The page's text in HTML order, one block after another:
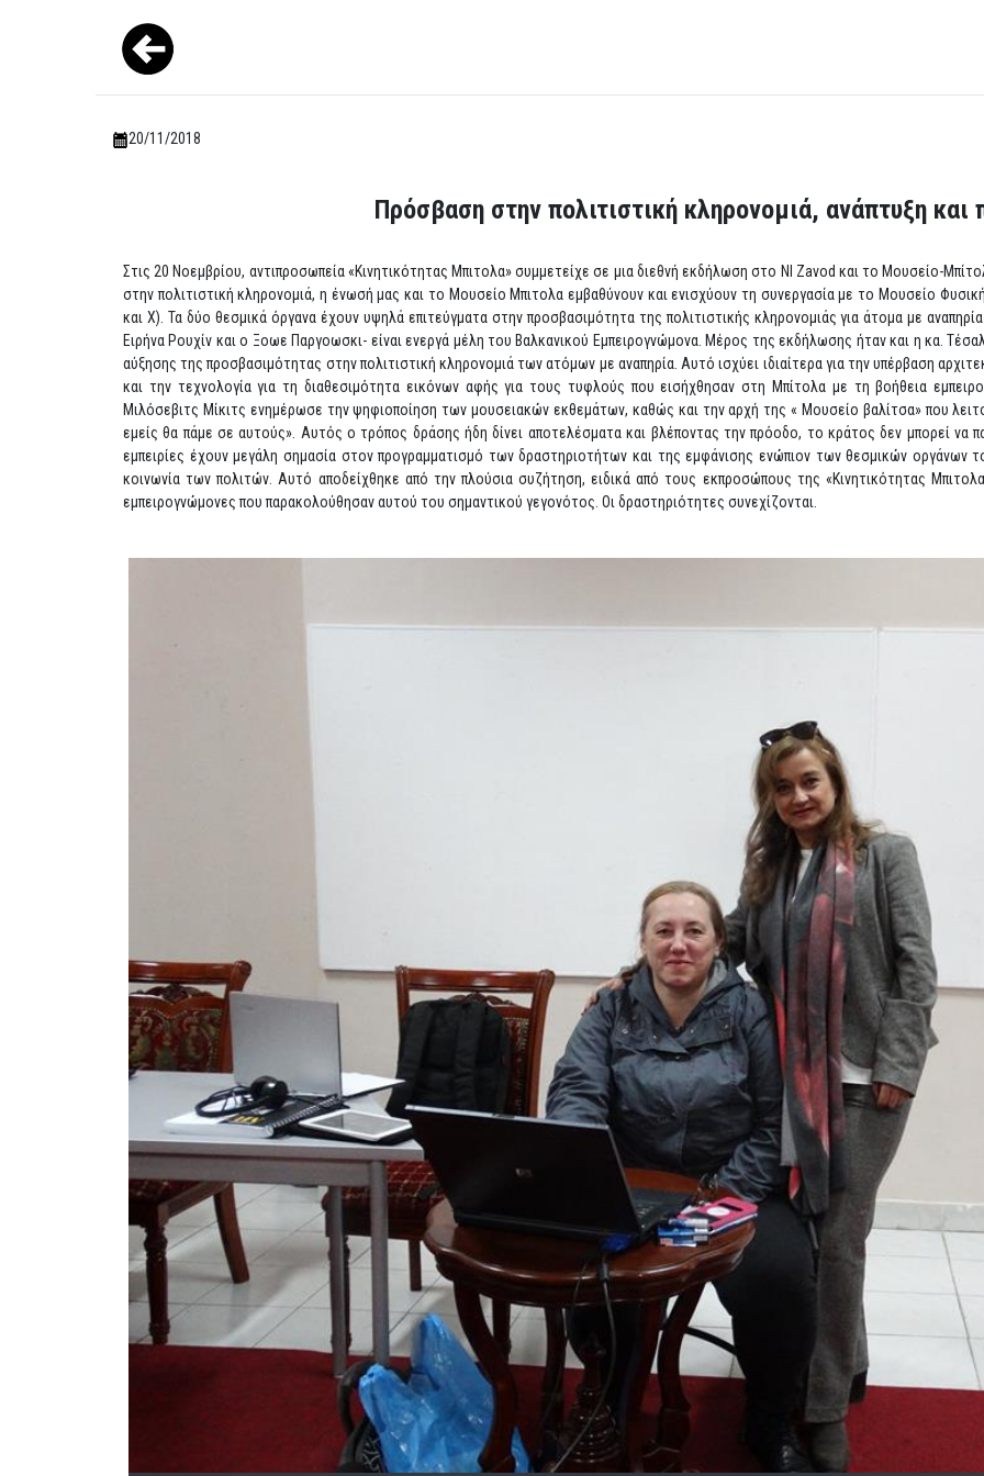
20/11/2018
Πρόσβαση στην πολιτιστική κληρονομιά, ανάπτυξη και
Στις 20 Νοεμβρίου, αντιπροσωπεία «Κινητικότητας Μπιτολα» συμμετείχε σε μια διεθνή εκδήλωση στο NI Zavod και το Μουσείο-
στην πολιτιστική κληρονομιά, η ένωσή μας και το Μουσείο Μπιτολα εμβαθύνουν και ενισχύουν τη συνεργασία με το Μουσείο
και Χ). Τα δύο θεσμικά όργανα έχουν υψηλά επιτεύγματα στην προσβασιμότητα της πολιτιστικής κληρονομιάς για άτομα με
Ειρήνα Ρουχίν και ο Ξοωε Παργοωσκι- είναι ενεργά μέλη του Βαλκανικού Εμπειρογνώμονα. Μέρος της εκδήλωσης ήταν και η κα.
αύξησης της προσβασιμότητας στην πολιτιστική κληρονομιά των ατόμων με αναπηρία. Αυτό ισχύει ιδιαίτερα για την υπέρβαση
και την τεχνολογία για τη διαθεσιμότητα εικόνων αφής για τους τυφλούς που εισήχθησαν στη Μπίτολα με τη βοήθεια
Μιλόσεβιτς Μίκιτς ενημέρωσε την ψηφιοποίηση των μουσειακών εκθεμάτων, καθώς και την αρχή της « Μουσείο βαλίτσα» που
εμείς θα πάμε σε αυτούς». Αυτός ο τρόπος δράσης ήδη δίνει αποτελέσματα και βλέποντας την πρόοδο, το κράτος δεν μπορεί να
εμπειρίες έχουν μεγάλη σημασία στον προγραμματισμό των δραστηριοτήτων και της εμφάνισης ενώπιον των θεσμικών
κοινωνία των πολιτών. Αυτό αποδείχθηκε από την πλούσια συζήτηση, ειδικά από τους εκπροσώπους της «Κινητικότητας
εμπειρογνώμονες που παρακολούθησαν αυτού του σημαντικού γεγονότος. Οι δραστηριότητες συνεχίζονται.